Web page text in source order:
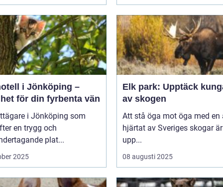
i Jönköping –
för din fyrbenta vän
i Jönköping som
en trygg och
plat...
2025
Elk park: Upptäck
av skogen
Att stå öga mot öga med en
hjärtat av Sveriges skogar
upp...
08 augusti 2025